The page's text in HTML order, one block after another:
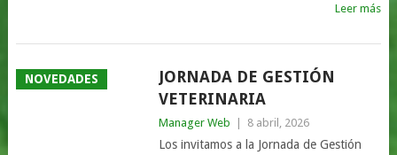
Leer más
NOVEDADES
JORNADA DE GESTIÓN
VETERINARIA
Manager Web 8 abril, 2026
Los invitamos a la Jornada de Gestión